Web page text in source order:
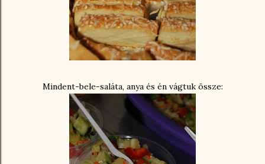
Mindent-bele-saláta, anya és én vágtuk össze: